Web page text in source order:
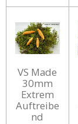
VS Made
30mm
Extrem
Auftreibe
nd